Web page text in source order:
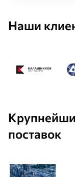
Наши
поставок